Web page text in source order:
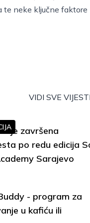
te neke ključne faktore
VIDI SVE VIJESTI
je završena
po redu edicija
Sarajevo
- program za
u kafiću ili